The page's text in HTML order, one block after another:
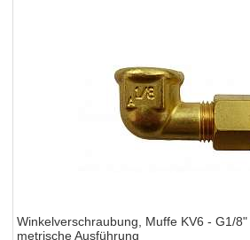
Winkelverschraubung, Muffe KV6 - G1/
metrische Ausführung